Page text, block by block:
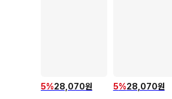
5%28,070원 5%28,070원